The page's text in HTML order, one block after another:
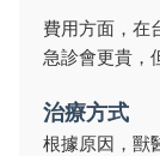
費用方面，在
急診會更貴，
治療方式
根據原因，獸